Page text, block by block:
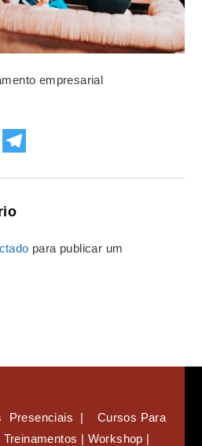
empresarial
para publicar um
Presenciais | Cursos Para
| Workshop |